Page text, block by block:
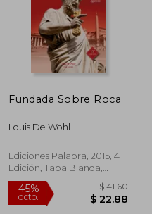
Fundada Sobre Roca
Louis De Wohl
Ediciones Palabra, 2015, 4
Edición, Tapa Blanda,
Nuevo